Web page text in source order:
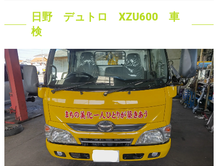
日野 デュトロ XZU600 車
検